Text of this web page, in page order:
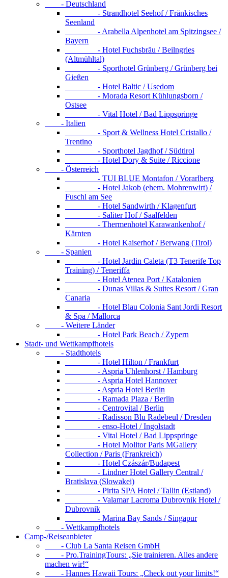
- Deutschland
- Strandhotel Seehof / Fränkisches
Seenland
- Arabella Alpenhotel am Spitzingsee /
Bayern
- Hotel Fuchsbräu / Beilngries
(Altmühltal)
- Sporthotel Grünberg / Grünberg bei
Gießen
- Hotel Baltic / Usedom
- Morada Resort Kühlungsborn /
Ostsee
- Vital Hotel / Bad Lippspringe
- Italien
- Sport & Wellness Hotel Cristallo /
Trentino
- Sporthotel Jagdhof / Südtirol
- Hotel Dory & Suite / Riccione
- Österreich
- TUI BLUE Montafon / Vorarlberg
- Hotel Jakob (ehem. Mohrenwirt) /
Fuschl am See
- Hotel Sandwirth / Klagenfurt
- Saliter Hof / Saalfelden
- Thermenhotel Karawankenhof /
Kärnten
- Hotel Kaiserhof / Berwang (Tirol)
- Spanien
- Hotel Jardin Caleta (T3 Tenerife Top
Training) / Teneriffa
- Hotel Atenea Port / Katalonien
- Dunas Villas & Suites Resort / Gran
Canaria
- Hotel Blau Colonia Sant Jordi Resort
& Spa / Mallorca
- Weitere Länder
- Hotel Park Beach / Zypern
Stadt- und Wettkampfhotels
- Stadthotels
- Hotel Hilton / Frankfurt
- Aspria Uhlenhorst / Hamburg
- Aspria Hotel Hannover
- Aspria Hotel Berlin
- Ramada Plaza / Berlin
- Centrovital / Berlin
- Radisson Blu Radebeul / Dresden
- enso-Hotel / Ingolstadt
- Vital Hotel / Bad Lippspringe
- Hotel Molitor Paris MGallery
Collection / Paris (Frankreich)
- Hotel Czászár/Budapest
- Lindner Hotel Gallery Central /
Bratislava (Slowakei)
- Pirita SPA Hotel / Tallin (Estland)
- Valamar Lacroma Dubrovnik Hotel /
Dubrovnik
- Marina Bay Sands / Singapur
- Wettkampfhotels
Camp-/Reiseanbieter
- Club La Santa Reisen GmbH
- Pro.TrainingTours: „Sie trainieren. Alles andere
machen wir!“
- Hannes Hawaii Tours: „Check out your limits!“